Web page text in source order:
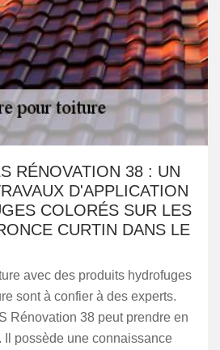
RÉNOVATION 38 : UN
D'APPLICATION
COLORÉS SUR LES
CURTIN DANS LE
avec des produits hydrofuges
sont à confier à des experts.
Rénovation 38 peut prendre en
Il possède une connaissance